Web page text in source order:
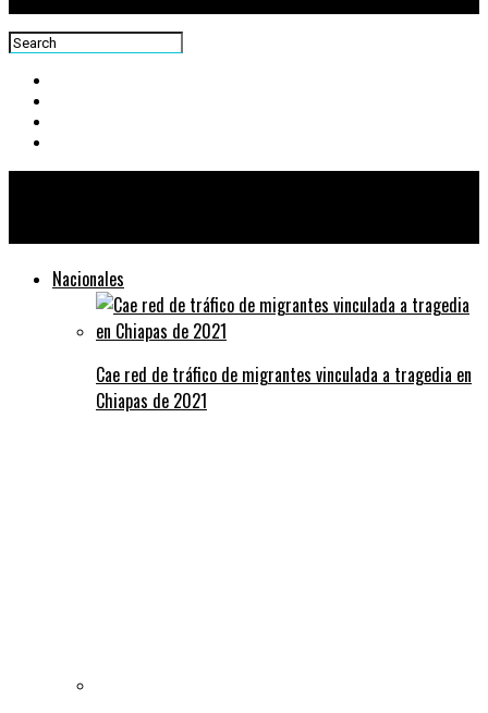
Nacionales
Cae red de tráfico de migrantes vinculada a tragedia en
Chiapas de 2021